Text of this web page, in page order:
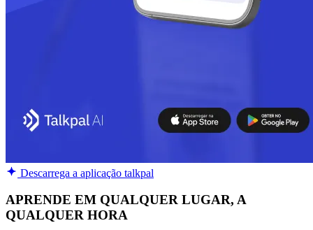
Descarrega a aplicação talkpal
APRENDE EM QUALQUER LUGAR, A
QUALQUER HORA